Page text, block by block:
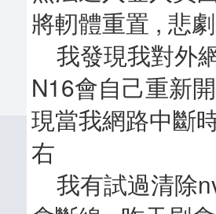
將軔體重置 , 悲
我發現我對外
N16會自己重新
現當我網路中斷
右
我有試過清除